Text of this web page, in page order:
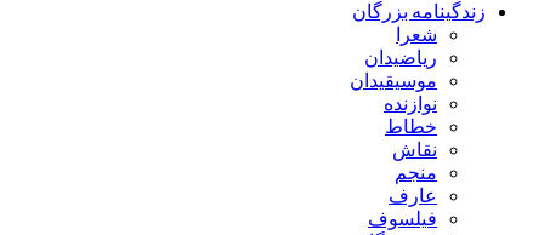
زندگینامه بزرگان
شعرا
ریاضیدان
موسیقیدان
نوازنده
خطاط
نقاش
منجم
عارف
فیلسوف